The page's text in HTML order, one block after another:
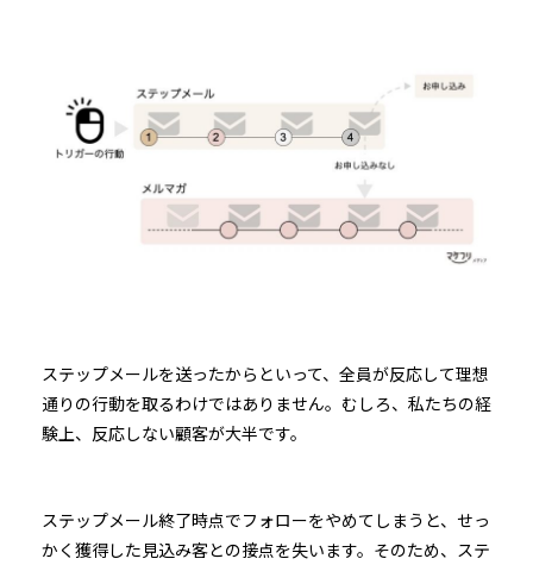
ステップメールを送ったからといって、全員が反応して理想
通りの行動を取るわけではありません。むしろ、私たちの経
験上、反応しない顧客が大半です。
ステップメール終了時点でフォローをやめてしまうと、せっ
かく獲得した見込み客との接点を失います。そのため、ステ